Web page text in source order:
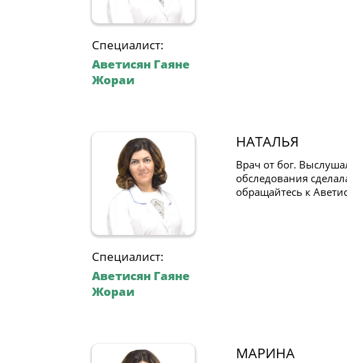
Специалист:
Аветисян Гаяне
Жораи
Специалист:
Аветисян Гаяне
Жораи
НАТАЛЬЯ
Врач от бог.
обследования
обращайтесь к
МАРИНА